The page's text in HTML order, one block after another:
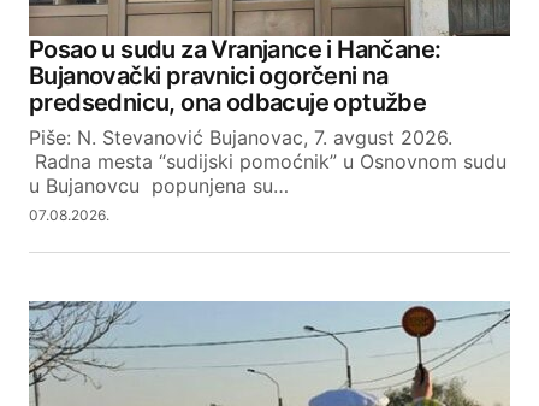
Your Name
Your E-mail
SUBMIT COMMENT
Posao u sudu za Vranjance i Hančane:
Bujanovački pravnici ogorčeni na
predsednicu, ona odbacuje optužbe
Piše: N. Stevanović Bujanovac, 7. avgust 2026.
Radna mesta “sudijski pomoćnik” u Osnovnom sudu
u Bujanovcu popunjena su…
07.08.2026.